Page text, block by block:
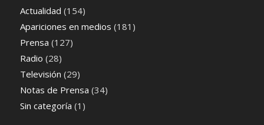
Actualidad (154)
Apariciones en medios (181)
Prensa (127)
Radio (28)
Televisión (29)
Notas de Prensa (34)
Sin categoría (1)